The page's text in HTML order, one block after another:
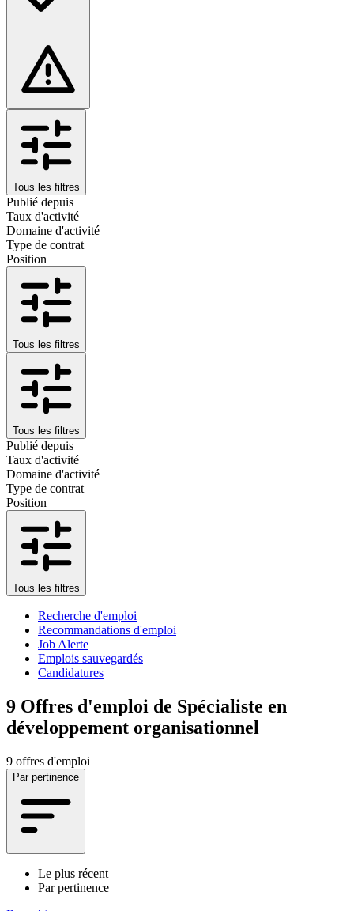
Tous les filtres
Publié depuis
Taux d'activité
Domaine d'activité
Type de contrat
Position
Tous les filtres
Tous les filtres
Publié depuis
Taux d'activité
Domaine d'activité
Type de contrat
Position
Tous les filtres
Recherche d'emploi
Recommandations d'emploi
Job Alerte
Emplois sauvegardés
Candidatures
9 Offres d'emploi de Spécialiste en
développement organisationnel
9 offres d'emploi
Par pertinence
Le plus récent
Par pertinence